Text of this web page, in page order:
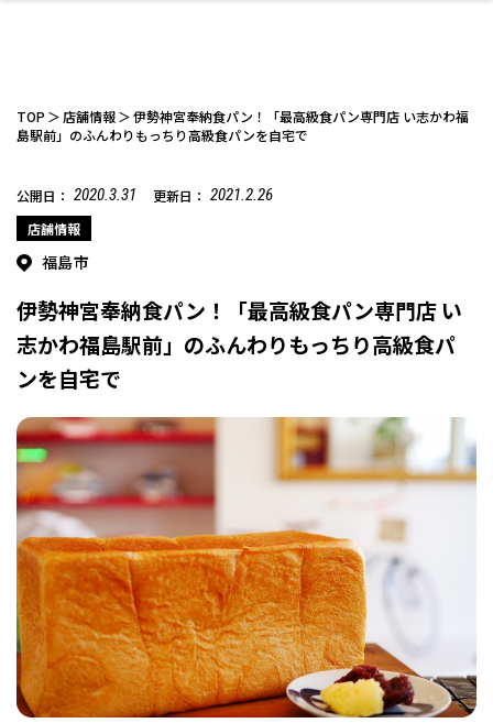
お酒
和食 わんぱく 福島ローカルグル
メ
デート・友達と
温泉 体験 名所
美容アイテム
フィットネス・や
せたい
鍼灸・整体・リラ
クゼーション
まつ毛サロン
ファッション
スポーツ・アウト
インテリア 食品・酒 生活を彩るモノ
趣味・スキルアッ
プ
保育園・こども園 子どもの習い事・
リフォーム・リノ
TOP 店舗情報
伊勢神宮奉納食パン！「最高級食パン専門店 い志かわ福
島駅前」のふんわりもっちり高級食パンを自宅で
公開日： 2020.3.31 更新日： 2021.2.26
店舗情報
福島市
伊勢神宮奉納食パン！「最高級食パン専門店 い
志かわ福島駅前」のふんわりもっちり高級食パ
ンを自宅で